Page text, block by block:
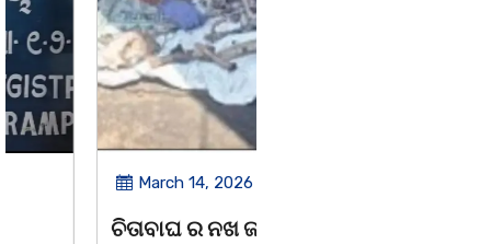
March 14, 2026
ଚିତାବାଘ ର ନଖ ଜବତ